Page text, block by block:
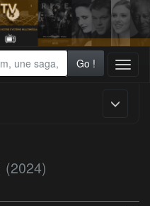
Go !
(2024)